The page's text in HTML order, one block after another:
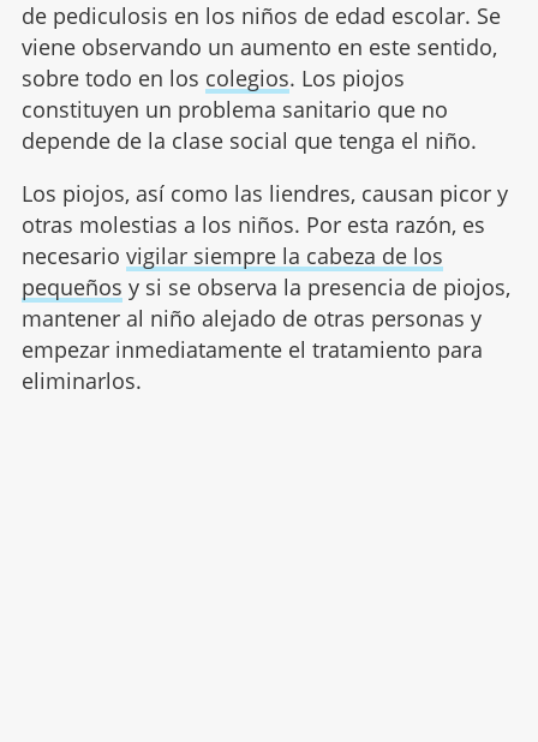
de pediculosis en los niños de edad escolar. Se
viene observando un aumento en este sentido,
sobre todo en los colegios. Los piojos
constituyen un problema sanitario que no
depende de la clase social que tenga el niño.
Los piojos, así como las liendres, causan picor y
otras molestias a los niños. Por esta razón, es
necesario vigilar siempre la cabeza de los
pequeños y si se observa la presencia de piojos,
mantener al niño alejado de otras personas y
empezar inmediatamente el tratamiento para
eliminarlos.